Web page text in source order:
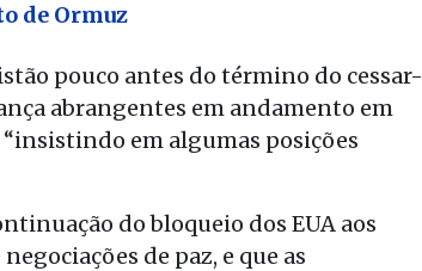
de Ormuz
pouco antes do término do cessar-
abrangentes em andamento em
“insistindo em algumas posições
do bloqueio dos EUA aos
de paz, e que as